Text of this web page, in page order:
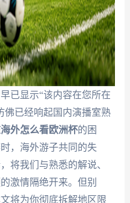
已显示“该内容在您所在
佛已经响起国内演播室熟
外怎么看欧洲杯的困
，海外游子共同的失
将我们与熟悉的解说、
激情隔绝开来。但别
将为你彻底拆解地区限